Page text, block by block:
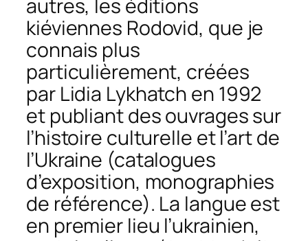
autres, les éditions
kiéviennes Rodovid, que je
connais plus
particulièrement, créées
par Lidia Lykhatch en 1992
et publiant des ouvrages sur
l’histoire culturelle et l’art de
l’Ukraine (catalogues
d’exposition, monographies
de référence). La langue est
en premier lieu l’ukrainien,